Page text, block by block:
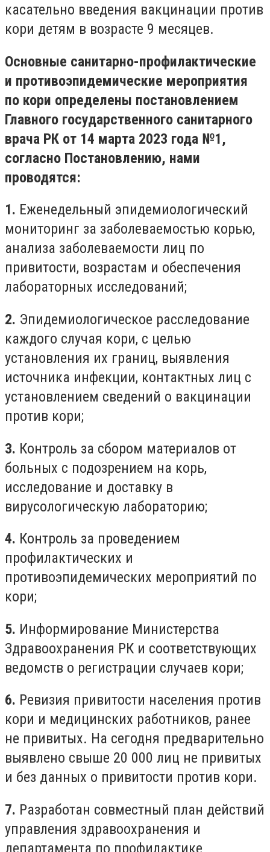
касательно введения вакцинации против
кори детям в возрасте 9 месяцев.
Основные санитарно-профилактические
и противоэпидемические мероприятия
по кори определены постановлением
Главного государственного санитарного
врача РК от 14 марта 2023 года №1,
согласно Постановлению, нами
проводятся:
1. Еженедельный эпидемиологический
мониторинг за заболеваемостью корью,
анализа заболеваемости лиц по
привитости, возрастам и обеспечения
лабораторных исследований;
2. Эпидемиологическое расследование
каждого случая кори, с целью
установления их границ, выявления
источника инфекции, контактных лиц с
установлением сведений о вакцинации
против кори;
3. Контроль за сбором материалов от
больных с подозрением на корь,
исследование и доставку в
вирусологическую лабораторию;
4. Контроль за проведением
профилактических и
противоэпидемических мероприятий по
кори;
5. Информирование Министерства
Здравоохранения РК и соответствующих
ведомств о регистрации случаев кори;
6. Ревизия привитости населения против
кори и медицинских работников, ранее
не привитых. На сегодня предварительно
выявлено свыше 20 000 лиц не привитых
и без данных о привитости против кори.
7. Разработан совместный план действий
управления здравоохранения и
департамента по профилактике